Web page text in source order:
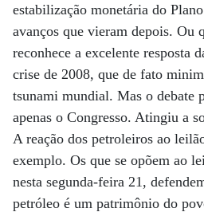
estabilização monetária do
avanços que vieram depois. Ou
reconhece a excelente resposta
crise de 2008, que de fato
tsunami mundial. Mas o debate
apenas o Congresso. Atingiu a
A reação dos petroleiros ao
exemplo. Os que se opõem ao
nesta segunda-feira 21,
petróleo é um patrimônio do